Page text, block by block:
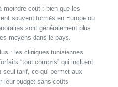
moindre coût : bien que les
souvent formés en Europe ou
sont généralement plus
moyens dans le pays.
: les cliniques tunisiennes
“tout compris” qui incluent
seul tarif, ce qui permet aux
leur budget sans coûts